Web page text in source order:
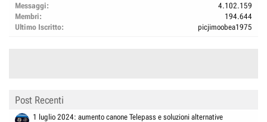
Messaggi
4.102.159
Membri
194.644
Ultimo Iscritto
picjimoobea1975
Post Recenti
1 luglio 2024: aumento canone Telepass e soluzioni alternative